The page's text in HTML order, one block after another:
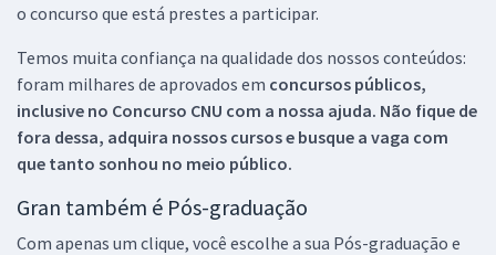
o concurso que está prestes a participar.
Temos muita confiança na qualidade dos nossos conteúdos:
foram milhares de aprovados em concursos públicos,
inclusive no Concurso CNU com a nossa ajuda. Não fique de
fora dessa, adquira nossos cursos e busque a vaga com
que tanto sonhou no meio público.
Gran também é Pós-graduação
Com apenas um clique, você escolhe a sua Pós-graduação e